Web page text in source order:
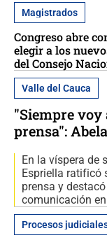
Magistrados
Congreso abre
elegir a los
del Consejo
Valle del Cauca
"Siempre voy
prensa":
En la víspera de
Espriella ratificó
prensa y
comunicación
Procesos